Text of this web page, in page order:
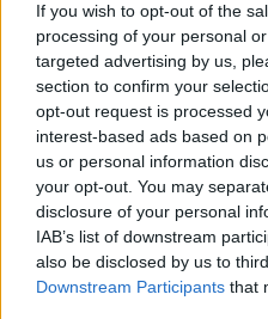
If you wish to opt-out of the
processing of your personal
targeted advertising by us,
section to confirm your
opt-out request is processed
interest-based ads based on
us or personal information
your opt-out. You may
disclosure of your personal
IAB’s list of downstream
also be disclosed by us to
Downstream Participants that
AVG
7
Smrt Robina Hooda
20:30
AVG
7
Aktivne poletne
08:00
AVG
7
Večer pesmi Đorđa
20:00
Vsi